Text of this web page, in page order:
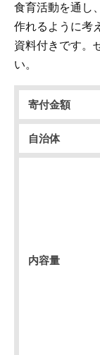
食育活動を通し
作れるように考
資料付きです。
い。
寄付金額
自治体
内容量